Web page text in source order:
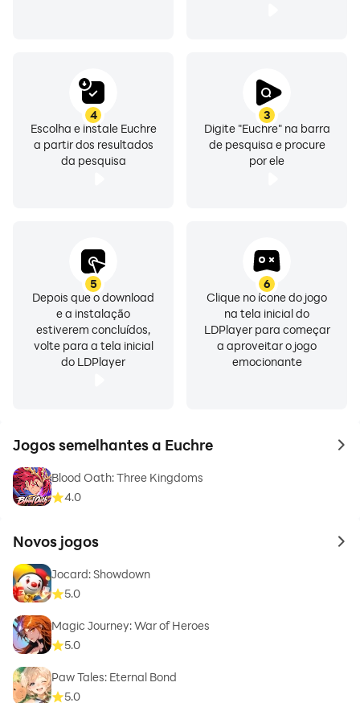
3
Digite "Euchre" na barra
de pesquisa e procure
por ele
4
Escolha e instale Euchre
a partir dos resultados
da pesquisa
5
Depois que o download
e a instalação
estiverem concluídos,
volte para a tela inicial
do LDPlayer
6
Clique no ícone do jogo
na tela inicial do
LDPlayer para começar
a aproveitar o jogo
emocionante
Jogos semelhantes a Euchre to
Blood Oath: Three Kingdoms
4.0
Novos jogos to
Jocard: Showdown
5.0
Magic Journey: War of Heroes
5.0
Paw Tales: Eternal Bond
5.0